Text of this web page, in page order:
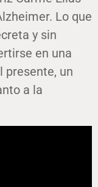
Lo que
y sin
en una
presente, un
a la